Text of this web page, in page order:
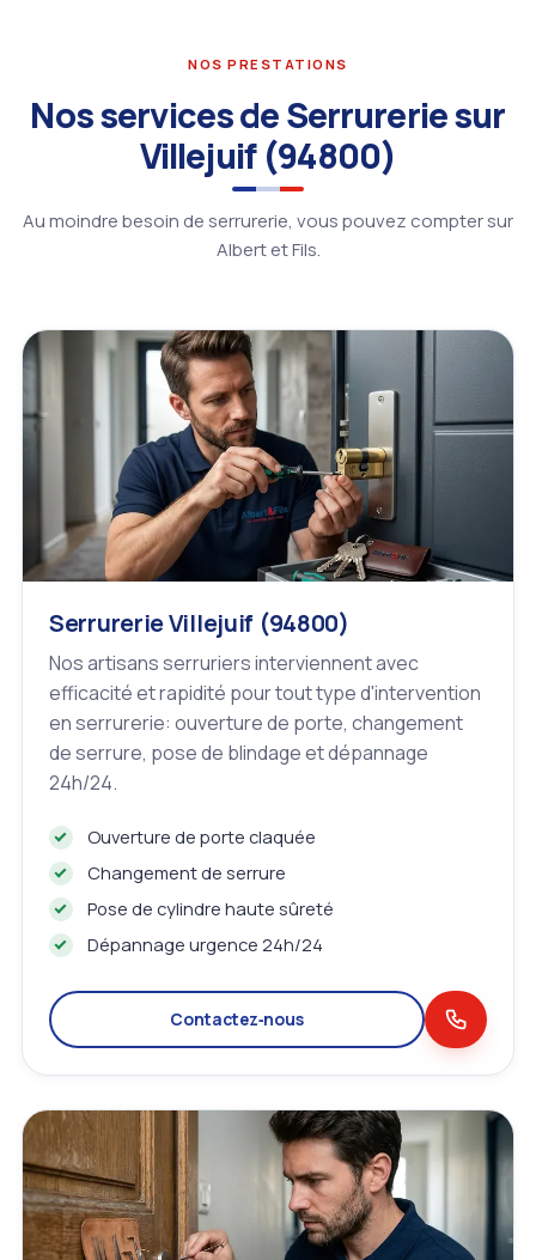
NOS PRESTATIONS
Nos services de Serrurerie sur
Villejuif (94800)
Au moindre besoin de serrurerie, vous pouvez compter sur
Albert et Fils.
Serrurerie Villejuif (94800)
Nos artisans serruriers interviennent avec
efficacité et rapidité pour tout type d'intervention
en serrurerie: ouverture de porte, changement
de serrure, pose de blindage et dépannage
24h/24.
Ouverture de porte claquée
Changement de serrure
Pose de cylindre haute sûreté
Dépannage urgence 24h/24
Contactez‑nous